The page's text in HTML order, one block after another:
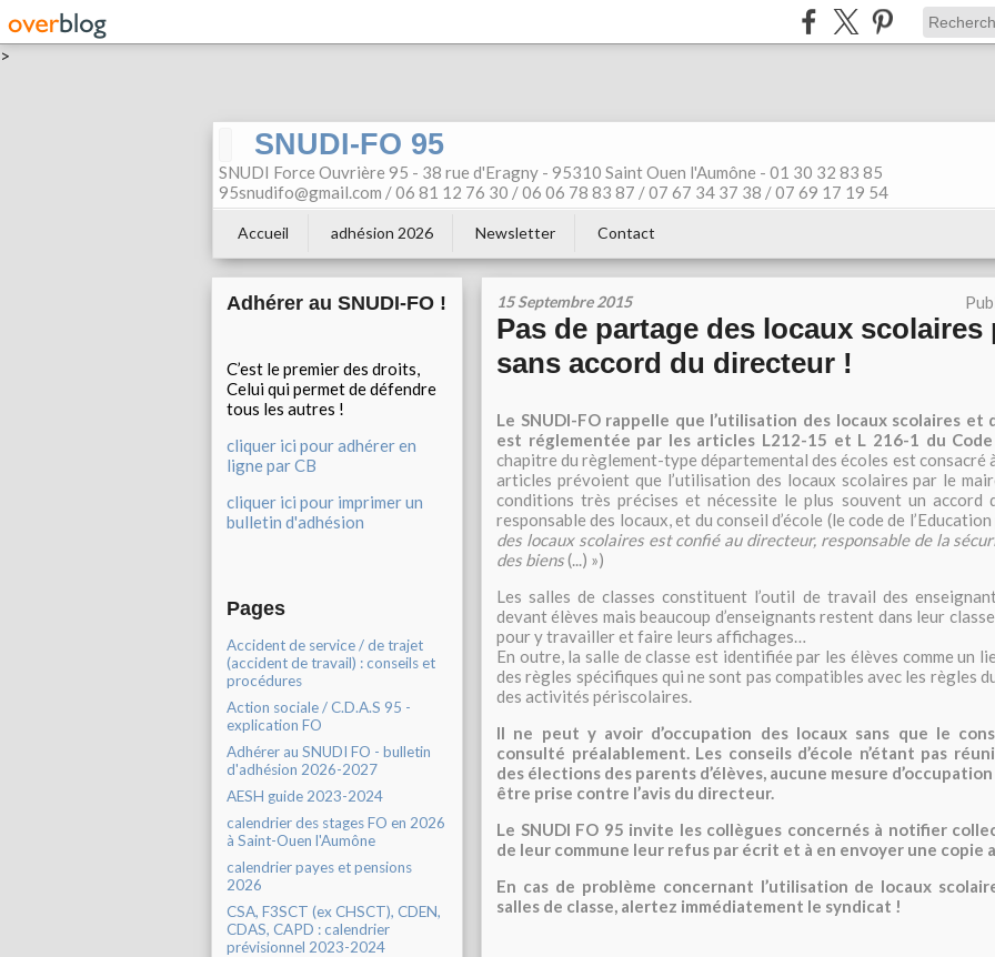
>
SNUDI-FO 95
SNUDI Force Ouvrière 95 - 38 rue d'Eragny - 95310 Saint Ouen l'Aumône - 01 30 32 83 85
95snudifo@gmail.com / 06 81 12 76 30 / 06 06 78 83 87 / 07 67 34 37 38 / 07 69 17 19 54
Accueil adhésion 2026 Newsletter Contact
Adhérer au SNUDI-FO !
C’est le premier des droits,
Celui qui permet de défendre
tous les autres !
cliquer ici pour adhérer en
ligne par CB
cliquer ici pour imprimer un
bulletin d'adhésion
Pages
Accident de service / de trajet
(accident de travail) : conseils et
procédures
Action sociale / C.D.A.S 95 -
explication FO
Adhérer au SNUDI FO - bulletin
d'adhésion 2026-2027
AESH guide 2023-2024
calendrier des stages FO en 2026
à Saint-Ouen l'Aumône
calendrier payes et pensions
2026
CSA, F3SCT (ex CHSCT), CDEN,
CDAS, CAPD : calendrier
prévisionnel 2023-2024
15 Septembre 2015
Pas de partage des locaux scolaires
sans accord du directeur !
Le SNUDI-FO rappelle que l’utilisation des locaux scolaires et
est réglementée par les articles L212-15 et L 216-1 du Code
chapitre du règlement-type départemental des écoles est consacré
articles prévoient que l’utilisation des locaux scolaires par le
conditions très précises et nécessite le plus souvent un accord
responsable des locaux, et du conseil d’école (le code de
des locaux scolaires est confié au directeur, responsable de la
des biens(...) »)
Les salles de classes constituent l’outil de travail des
devant élèves mais beaucoup d’enseignants restent dans leur
pour y travailler et faire leurs affichages…
En outre, la salle de classe est identifiée par les élèves comme un
des règles spécifiques qui ne sont pas compatibles avec les règles
des activités périscolaires.
Il ne peut y avoir d’occupation des locaux sans que le
consulté préalablement. Les conseils d’école n’étant pas
des élections des parents d’élèves, aucune mesure
être prise contre l’avis du directeur.
Le SNUDI FO 95 invite les collègues concernés à notifier
de leur commune leur refus par écrit et à en envoyer une copie
En cas de problème concernant l’utilisation de locaux
salles de classe, alertez immédiatement le syndicat !